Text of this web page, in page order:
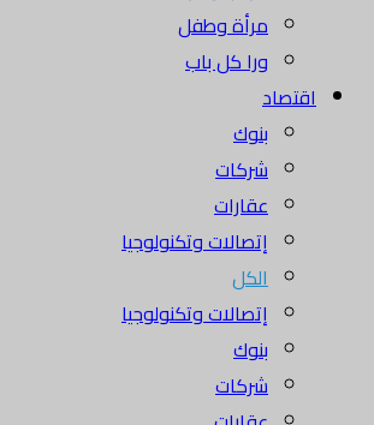
مرأة وطفل
ورا كل باب
اقتصاد
بنوك
شركات
عقارات
إتصالات وتكنولوجيا
الكل
إتصالات وتكنولوجيا
بنوك
شركات